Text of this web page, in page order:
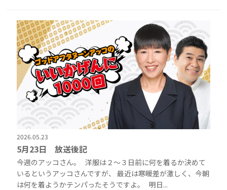
2026.05.23
5月23日 放送後記
今週のアッコさん。 洋服は２～３日前に何を着るか決めて
いるというアッコさんですが、 最近は寒暖差が激しく、今朝
は何を着ようかテンパったそうですよ。 明日...